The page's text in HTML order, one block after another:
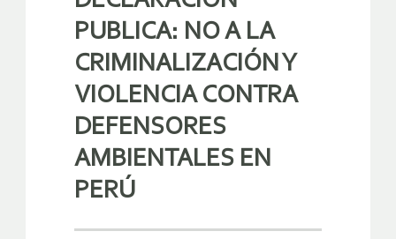
PUBLICA: NO A LA
CRIMINALIZACIÓN Y
VIOLENCIA CONTRA
DEFENSORES
AMBIENTALES EN
PERÚ